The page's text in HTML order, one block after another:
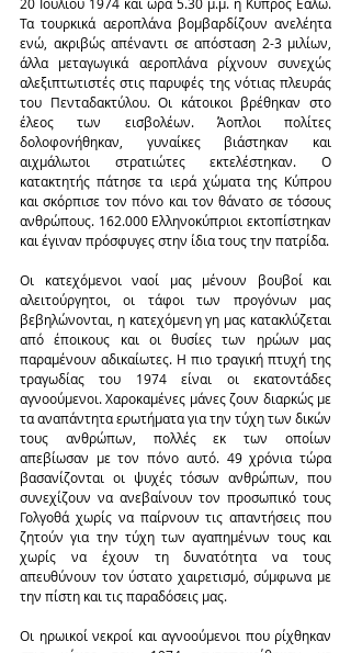
Τα τουρκικά αεροπλάνα βομβαρδίζουν ανελέητα
ενώ, ακριβώς απέναντι σε απόσταση 2-3 μιλίων,
άλλα μεταγωγικά αεροπλάνα ρίχνουν συνεχώς
αλεξιπτωτιστές στις παρυφές της νότιας πλευράς
του Πενταδακτύλου. Οι κάτοικοι βρέθηκαν στο
έλεος των εισβολέων. Άοπλοι πολίτες
δολοφονήθηκαν, γυναίκες βιάστηκαν και
αιχμάλωτοι στρατιώτες εκτελέστηκαν. Ο
κατακτητής πάτησε τα ιερά χώματα της Κύπρου
και σκόρπισε τον πόνο και τον θάνατο σε τόσους
ανθρώπους. 162.000 Ελληνοκύπριοι εκτοπίστηκαν
και έγιναν πρόσφυγες στην ίδια τους την πατρίδα.
Οι κατεχόμενοι ναοί μας μένουν βουβοί και
αλειτούργητοι, οι τάφοι των προγόνων μας
βεβηλώνονται, η κατεχόμενη γη μας κατακλύζεται
από έποικους και οι θυσίες των ηρώων μας
παραμένουν αδικαίωτες. Η πιο τραγική πτυχή της
τραγωδίας του 1974 είναι οι εκατοντάδες
αγνοούμενοι. Χαροκαμένες μάνες ζουν διαρκώς με
τα αναπάντητα ερωτήματα για την τύχη των δικών
τους ανθρώπων, πολλές εκ των οποίων
απεβίωσαν με τον πόνο αυτό. 49 χρόνια τώρα
βασανίζονται οι ψυχές τόσων ανθρώπων, που
συνεχίζουν να ανεβαίνουν τον προσωπικό τους
Γολγοθά χωρίς να παίρνουν τις απαντήσεις που
ζητούν για την τύχη των αγαπημένων τους και
χωρίς να έχουν τη δυνατότητα να τους
απευθύνουν τον ύστατο χαιρετισμό, σύμφωνα με
την πίστη και τις παραδόσεις μας.
Οι ηρωικοί νεκροί και αγνοούμενοι που ρίχθηκαν